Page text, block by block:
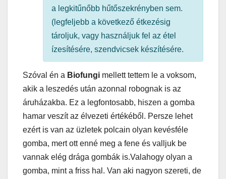
a legkitűnőbb hűtőszekrényben sem.
(legfeljebb a következő étkezésig
tároljuk, vagy használjuk fel az étel
ízesítésére, szendvicsek készítésére.
Szóval én a Biofungi mellett tettem le a voksom,
akik a leszedés után azonnal robognak is az
áruházakba. Ez a legfontosabb, hiszen a gomba
hamar veszít az élvezeti értékéből. Persze lehet
ezért is van az üzletek polcain olyan kevésféle
gomba, mert ott enné meg a fene és valljuk be
vannak elég drága gombák is.Valahogy olyan a
gomba, mint a friss hal. Van aki nagyon szereti, de